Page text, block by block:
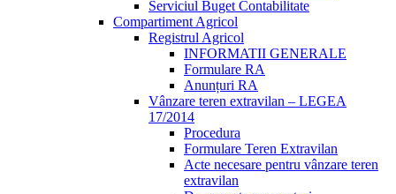
Serviciul Buget Contabilitate
Compartiment Agricol
Registrul Agricol
INFORMATII GENERALE
Formulare RA
Anunțuri RA
Vânzare teren extravilan – LEGEA
17/2014
Procedura
Formulare Teren Extravilan
Acte necesare pentru vânzare teren
extravilan